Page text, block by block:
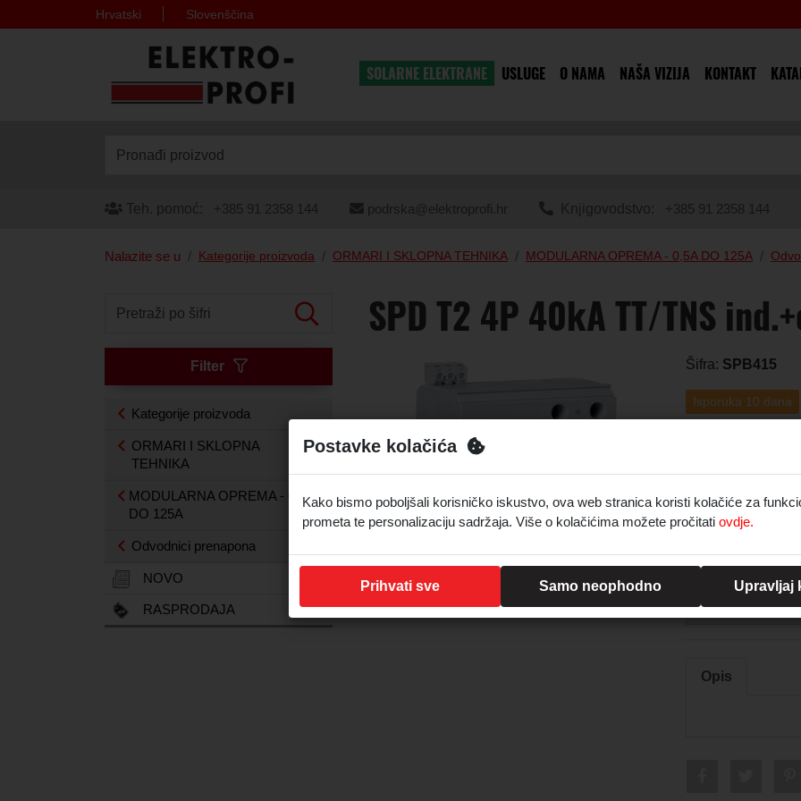
Hrvatski Slovenščina
SOLARNE ELEKTRANE USLUGE O NAMA NAŠA VIZIJA KONTAKT
Pronađi proizvod
Teh. pomoć: +385 91 2358 144 podrska@elektroprofi.hr Knjigovodstvo: +385 91 2358 144
Nalazite se u Kategorije proizvoda ORMARI I SKLOPNA TEHNIKA MODULARNA OPREMA - 0,5A DO 125A
Pretraži po šifri
Filter
Kategorije proizvoda
ORMARI I SKLOPNA
TEHNIKA
MODULARNA OPREMA - 0,5A
DO 125A
Odvodnici prenapona
NOVO
RASPRODAJA
SPD T2 4P 40kA TT/TNS
Šifra: SPB415
Isporuka 10 dana
Proizvod je
Samo za
Registrirajte se
Opis
Postavke kolačića
Kako bismo poboljšali korisničko iskustvo, ova web stranica koristi kolačiće za
prometa te personalizaciju sadržaja. Više o kolačićima možete pročitati ovdje.
Prihvati sve Samo neophodno Upravljaj